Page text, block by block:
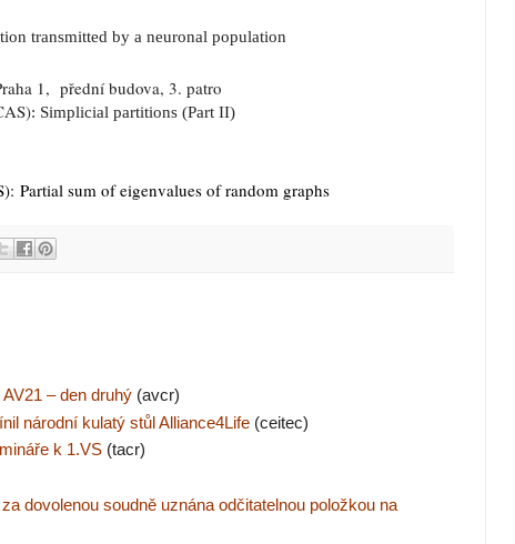
transmitted by a neuronal population
1, přední budova, 3. patro
): Simplicial partitions (Part II)
: Partial sum of eigenvalues of random graphs
– den druhý(avcr)
národní kulatý stůl Alliance4Life(ceitec)
k 1.VS(tacr)
dovolenou soudně uznána odčitatelnou položkou na